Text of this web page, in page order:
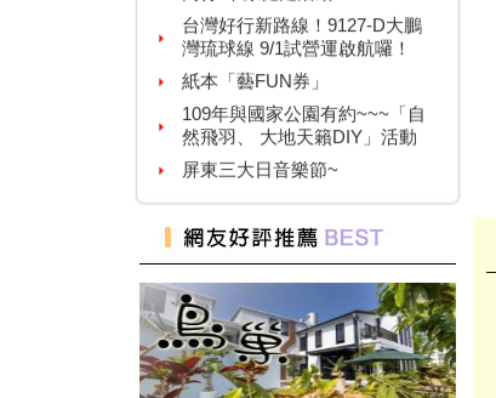
紙本「藝FUN券」
109年與國家公園有約~~~「自
然飛羽、 大地天籟DIY」活動
屏東三大日音樂節~
2020大鵬灣帆船生活節
墾丁國家公園舉辦『潮向海洋玩
7/4-7/31東港吃冰趣 ice仲夏潮口
味【系列活動】
高鐵首推澎湖交通聯票 超夯小
琉球行程繼續賣
【墾丁後壁湖美食推薦】後壁湖
生魚片|邱家生魚片|傳說中的百
元生魚片|空運來台新鮮生魚片|